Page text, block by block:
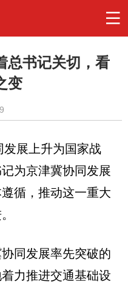
总书记关切，看
变
发展上升为国家战
为京津冀协同发展
循，推动这一重大
同发展率先突破的
力推进交通基础设